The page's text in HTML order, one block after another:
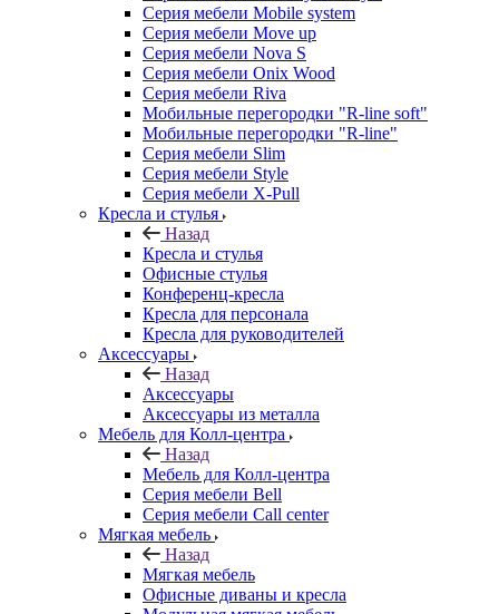
Серия мебели Mobile system
Серия мебели Move up
Серия мебели Nova S
Серия мебели Onix Wood
Серия мебели Riva
Мобильные перегородки "R-line soft"
Мобильные перегородки "R-line"
Серия мебели Slim
Серия мебели Style
Серия мебели X-Pull
Кресла и стулья
Назад
Кресла и стулья
Офисные стулья
Конференц-кресла
Кресла для персонала
Кресла для руководителей
Аксессуары
Назад
Аксессуары
Аксессуары из металла
Мебель для Колл-центра
Назад
Мебель для Колл-центра
Серия мебели Bell
Серия мебели Call center
Мягкая мебель
Назад
Мягкая мебель
Офисные диваны и кресла